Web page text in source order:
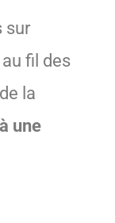
sur
fil des
la
une